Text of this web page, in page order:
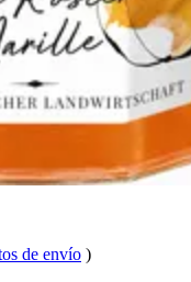
de envío )